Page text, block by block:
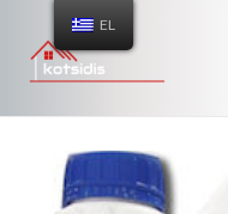
EL